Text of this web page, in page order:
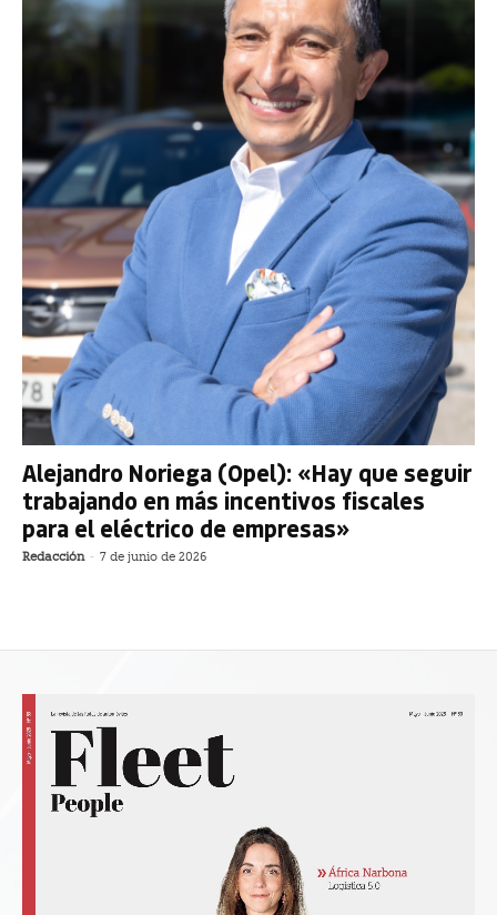
Alejandro Noriega (Opel): «Hay que seguir
trabajando en más incentivos fiscales
para el eléctrico de empresas»
Redacción - 7 de junio de 2026